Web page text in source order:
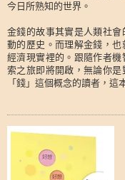
今日所熟知的世界。
金錢的故事其實是人類社
動的歷史。而理解金錢，
經濟現實裡的。跟隨作者
索之旅即將開啟，無論你
「錢」這個概念的讀者，這